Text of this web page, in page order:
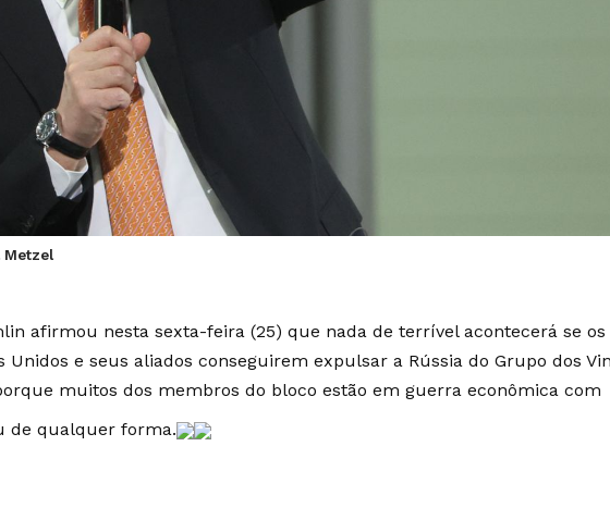
Metzel
afirmou nesta sexta-feira (25) que nada de terrível acontecerá se os
Unidos e seus aliados conseguirem expulsar a Rússia do Grupo dos
muitos dos membros do bloco estão em guerra econômica com
de qualquer forma.